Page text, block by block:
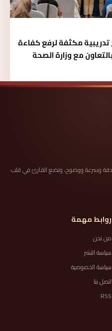
مكثفة لرفع كفاءة
مع وزارة الصحة
بدقة وسرعة ووضوح، وتضع القارئ في قلب
روابط مهمة
من نحن
سياسة النشر
سياسة الخصوصية
اتصل بنا
RSS